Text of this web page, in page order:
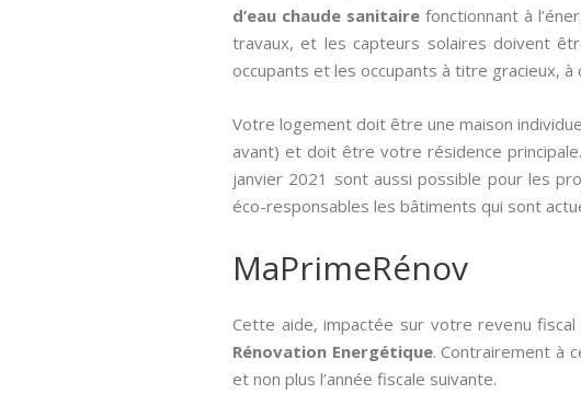
d’eau chaude sanitairefonctionnant à
travaux, et les capteurs solaires doivent
occupants et les occupants à titre gracieux,
Votre logement doit être une maison
avant) et doit être votre résidence
janvier 2021 sont aussi possible pour les
éco-responsables les bâtiments qui sont
MaPrimeRénov
Cette aide, impactée sur votre revenu
Rénovation Energétique. Contrairement à
et non plus l’année fiscale suivante.